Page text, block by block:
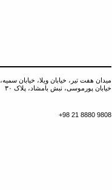
میدان هفت تیر، خیابان ویلا، خیابان سمیه،
خیابان پورموسی، نبش بامشاد، پلاک ۳۰
+98 21 8880 9808